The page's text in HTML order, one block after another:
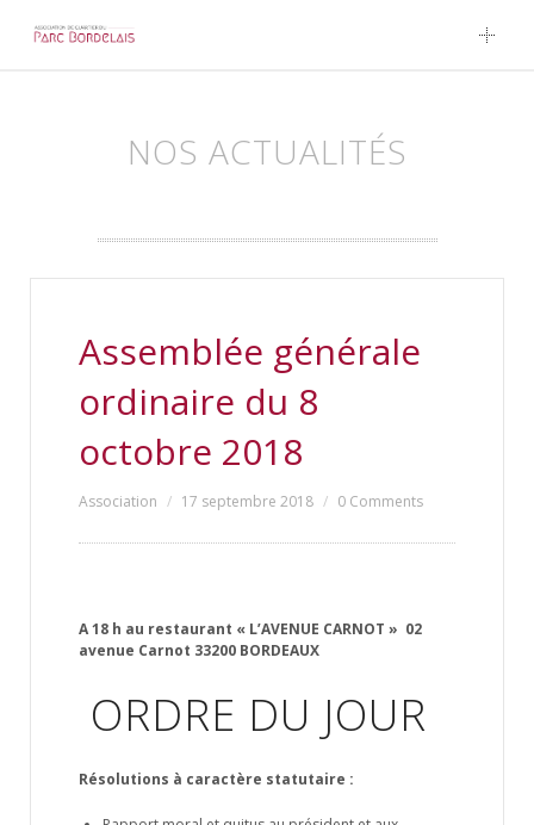
Skip to content
NOS ACTUALITÉS
Assemblée générale
ordinaire du 8
octobre 2018
Association 17 septembre 2018 0 Comments
A 18 h au restaurant « L’AVENUE CARNOT » 02
avenue Carnot 33200 BORDEAUX
ORDRE DU JOUR
Résolutions à caractère statutaire :